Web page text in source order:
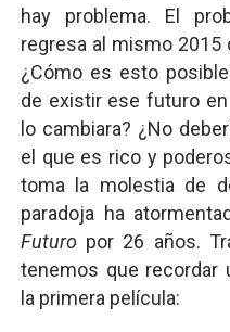
hay problema. El
regresa al mismo 2015
¿Cómo es esto
de existir ese futuro
lo cambiara? ¿No
el que es rico y
toma la molestia de
paradoja ha
Futuropor 26 años.
tenemos que recordar
la primera película: